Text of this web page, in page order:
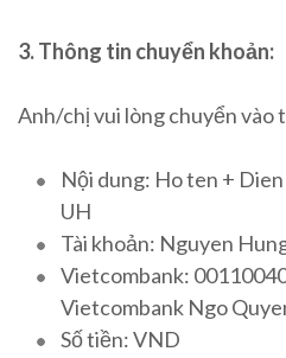
3. Thông tin chuyển khoản:
Anh/chị vui lòng chuyển vào
Nội dung: Ho ten +
UH
Tài khoản: Nguyen
Vietcombank:
Vietcombank Ngo
Số tiền: VND